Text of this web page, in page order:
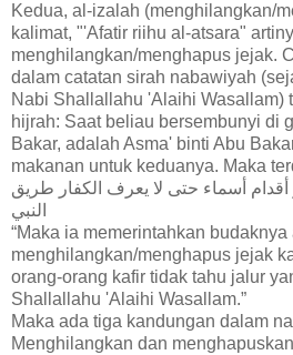
Kedua, al-izalah (menghilangkan/
kalimat, "'Afatir riihu al-atsara"
menghilangkan/menghapus jejak.
dalam catatan sirah nabawiyah
Nabi Shallallahu 'Alaihi Wasallam)
hijrah: Saat beliau bersembunyi di
Bakar, adalah Asma' binti Abu
makanan untuk keduanya. Maka
أقدام أسماء حتى لا يعرف الكفار طريق
النبي
“Maka ia memerintahkan budaknya
menghilangkan/menghapus jejak
orang-orang kafir tidak tahu jalur
Shallallahu 'Alaihi Wasallam.”
Maka ada tiga kandungan dalam
Menghilangkan dan